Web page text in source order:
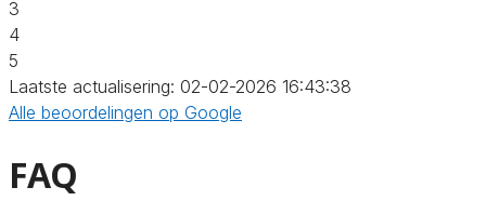
3
4
5
Laatste actualisering: 02-02-2026 16:43:38
Alle beoordelingen op Google
FAQ